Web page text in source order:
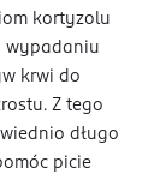
kortyzolu
wypadaniu
krwi do
Z tego
długo
picie